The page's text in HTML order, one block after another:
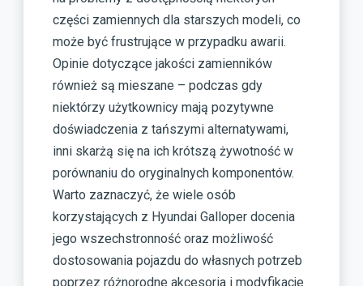
części zamiennych dla starszych modeli, co
może być frustrujące w przypadku awarii.
Opinie dotyczące jakości zamienników
również są mieszane – podczas gdy
niektórzy użytkownicy mają pozytywne
doświadczenia z tańszymi alternatywami,
inni skarżą się na ich krótszą żywotność w
porównaniu do oryginalnych komponentów.
Warto zaznaczyć, że wiele osób
korzystających z Hyundai Galloper docenia
jego wszechstronność oraz możliwość
dostosowania pojazdu do własnych potrzeb
poprzez różnorodne akcesoria i modyfikacje.